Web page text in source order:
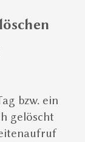
bzw. ein
gelöscht